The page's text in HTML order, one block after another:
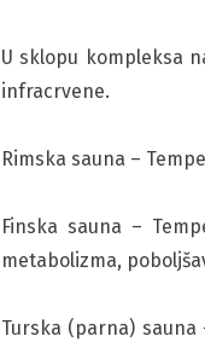
U sklopu kompleksa
infracrvene.
Rimska sauna –
Finska sauna –
metabolizma,
Turska (parna) sauna